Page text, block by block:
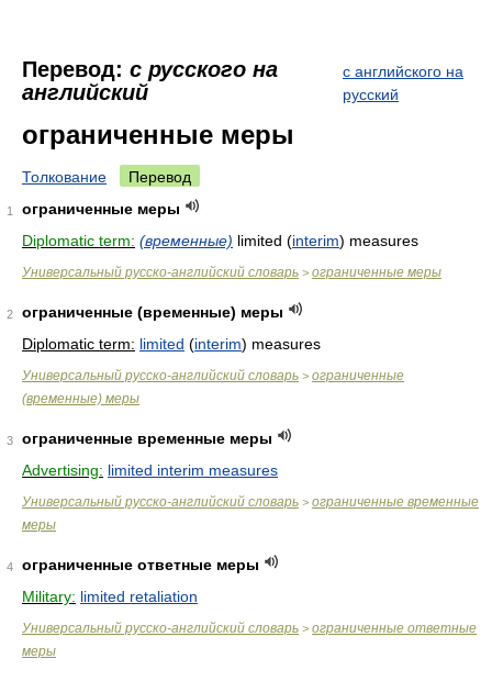
Перевод: с русского на
английский
с английского на
русский
ограниченные меры
Толкование Перевод
1
ограниченные меры
Diplomatic term: (временные) limited (interim) measures
Универсальный русско-английский словарь > ограниченные меры
2
ограниченные (временные) меры
Diplomatic term: limited (interim) measures
Универсальный русско-английский словарь > ограниченные
(временные) меры
3
ограниченные временные меры
Advertising: limited interim measures
Универсальный русско-английский словарь > ограниченные временные
меры
4
ограниченные ответные меры
Military: limited retaliation
Универсальный русско-английский словарь > ограниченные ответные
меры